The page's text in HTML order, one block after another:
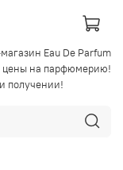
Eau De Parfum
цены на парфюмерию!
получении!